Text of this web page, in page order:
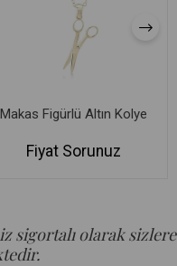
Makas Figürlü Altın Kolye
Fiyat Sorunuz
sigortalı olarak sizlere